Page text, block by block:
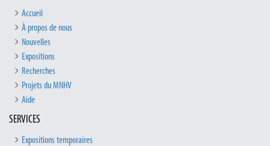
Accueil
À propos de nous
Nouvelles
Expositions
Recherches
Projets du MNHV
Aide
SERVICES
Expositions temporaires